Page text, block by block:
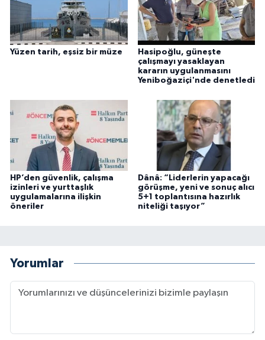
Yüzen tarih, eşsiz bir müze
Hasipoğlu, güneşte
çalışmayı yasaklayan
kararın uygulanmasını
Yeniboğaziçi'nde denetledi
HP’den güvenlik, çalışma
izinleri ve yurttaşlık
uygulamalarına ilişkin
öneriler
Dânâ: “Liderlerin yapacağı
görüşme, yeni ve sonuç alıcı
5+1 toplantısına hazırlık
niteliği taşıyor”
Yorumlar